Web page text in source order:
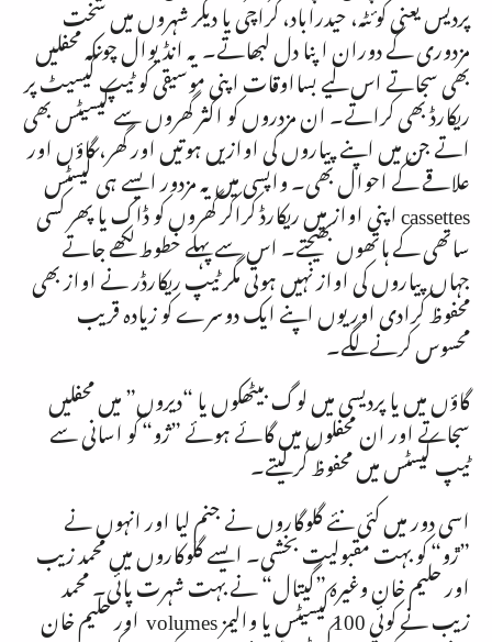
پردیس یعنی کوئٹہ، حیدراباد، کراچی یا دیگر شہروں میں سخت
مزدوری کے دوران اپنا دل لبھاتے۔ یہ انڈیوال چونکہ محفلیں
بھی سجاتے اس لیے بسااوقات اپنی موسیقی کو ٹیپ کیسیٹ پر
ریکارڈ بھی کراتے۔ ان مزدروں کو اکثر گھروں سے کیسیٹس بھی
اتے جن میں اپنے پیاروں کی اوازیں ہوتیں اور گھر، گاؤں اور
علاقے کے احوال بھی۔ واپسی میں یہ مزدور ایسے ہی کیسٹس
cassettesاپنی اواز میں ریکارڈ کراکر گھروں کو ڈاک یا پھر کسی
ساتھی کے ہاتھوں بھیجتے۔ اس سے پہلے خطوط لکھے جاتے
جہاں پیاروں کی اواز نہیں ہوتی مگر ٹیپ ریکارڈر نے اواز بھی
محفوظ کرادی اور یوں اپنے ایک دوسرے کو زیادہ قریب
محسوس کرنےلگے۔
گاؤں میں یا پردیسی میں لوگ بیٹھکوں یا “دیروں” میں محفلیں
سجاتے اور ان محفلوں میں گائے ہوئے ”ژو“ کو اسانی سے
ٹیپ کیسٹس میں محفوظ کرلیتے۔
اسی دور میں کئی نئے گلوگاروں نے جنم لیا اور انہوں نے
”ڙو“ کو بہت مقبولیت بخشی۔ ایسے گلوکاروں میں محمد زیب
اور حلیم خان وغیرہ ”گیتال“ نے بہت شہرت پائی۔ محمد
زیب نے کوئی100کیسیٹس یا والیمزvolumesاور حلیم خان